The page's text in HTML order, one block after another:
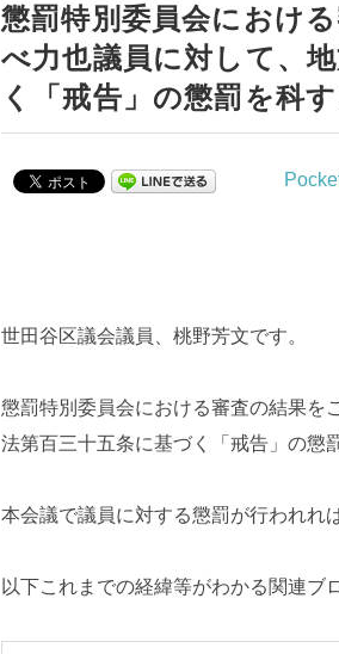
懲罰特別委員会におけ
べ力也議員に対して、
く「戒告」の懲罰を科
世田谷区議会議員、桃野芳文です。
懲罰特別委員会における審査の結果を
法第百三十五条に基づく「戒告」の懲
本会議で議員に対する懲罰が行われれ
以下これまでの経緯等がわかる関連ブ